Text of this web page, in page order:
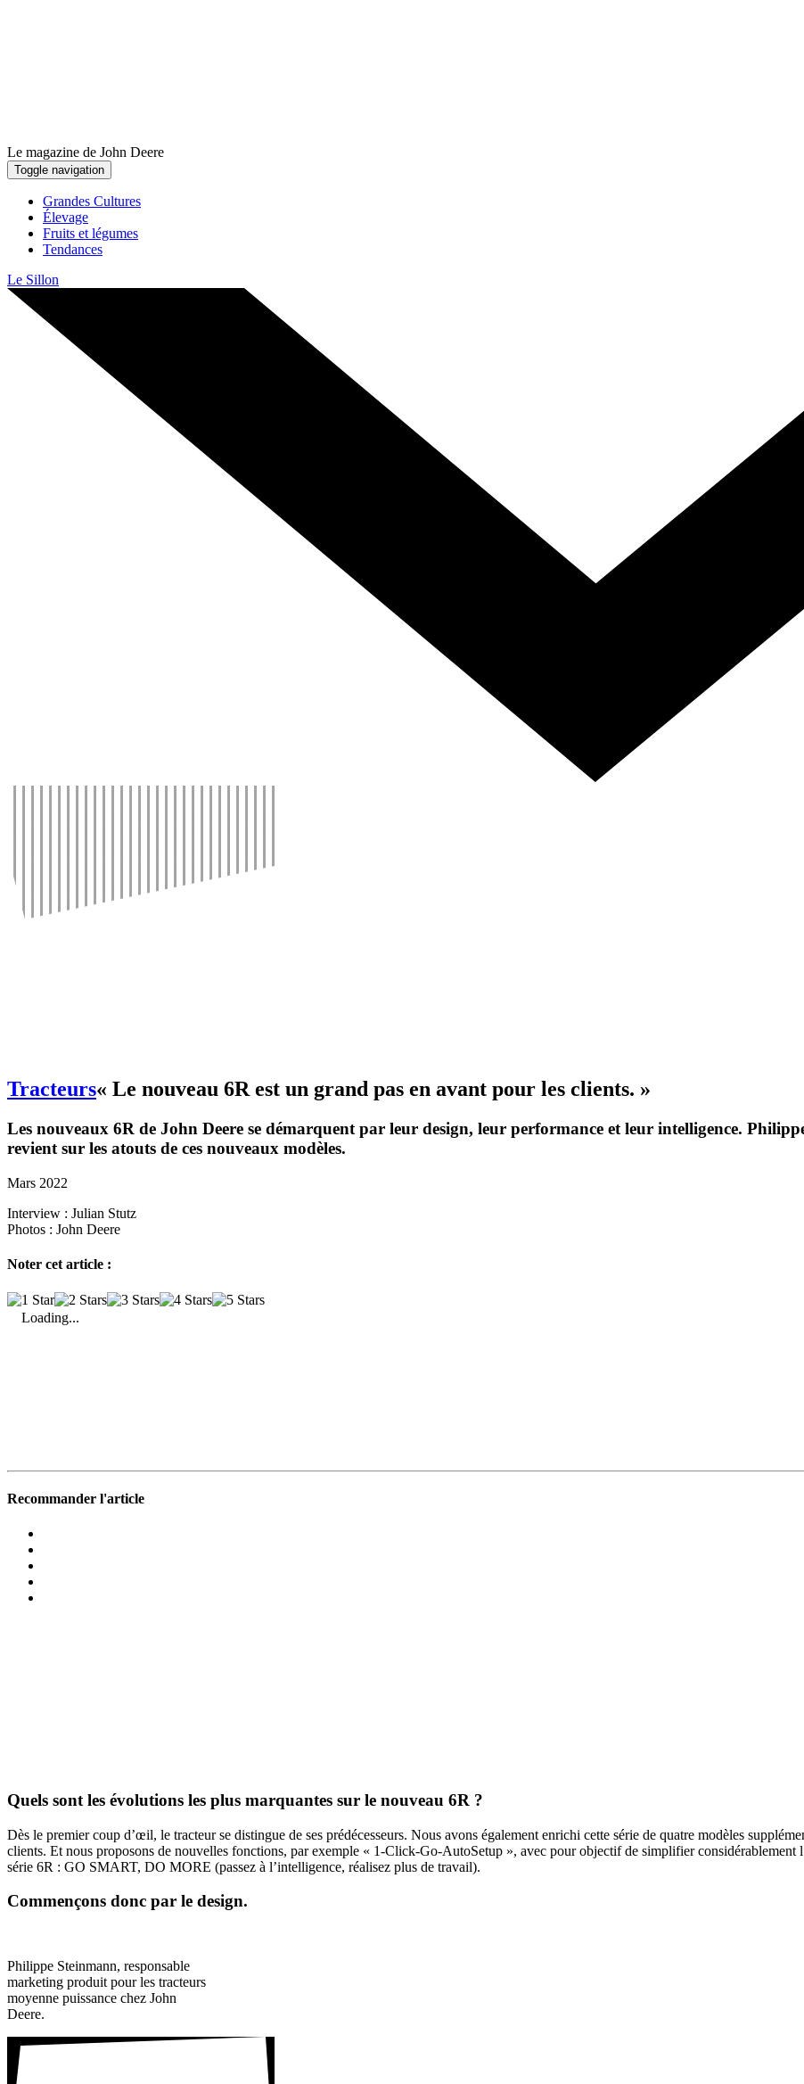
Le magazine de John Deere
Toggle navigation
Grandes Cultures
Élevage
Fruits et légumes
Tendances
Le Sillon
Tracteurs« Le nouveau 6R est un grand pas en avant pour les clients. »
Les nouveaux 6R de John Deere se démarquent par leur design, leur perfor­mance et leur intel­li­gence.
revient sur les atouts de ces nouveaux modèles.
Mars 2022
Interview : Julian Stutz
Photos : John Deere
Noter cet article :
Loading...
Recommander l'article
Quels sont les évolu­tions les plus marquantes sur le nouveau 6R ?
Dès le premier coup d’œil, le trac­teur se distingue de ses prédé­ces­seurs. Nous avons égale­ment enrichi cette série de quatre modèles
clients. Et nous propo­sons de nouvelles fonc­tions, par exemple « 1-Click-Go-Auto­Setup », avec pour objectif de simpli­fier
série 6R : GO SMART, DO MORE (passez à l’intelligence, réalisez plus de travail).
Commen­çons donc par le design.
Philippe Stein­mann, respon­sable
marke­ting produit pour les trac­teurs
moyenne puis­sance chez John
Deere.